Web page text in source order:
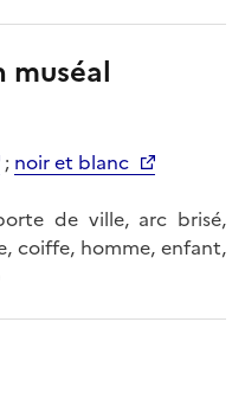
; noir et blanc
de ville, arc brisé,
coiffe, homme, enfant,